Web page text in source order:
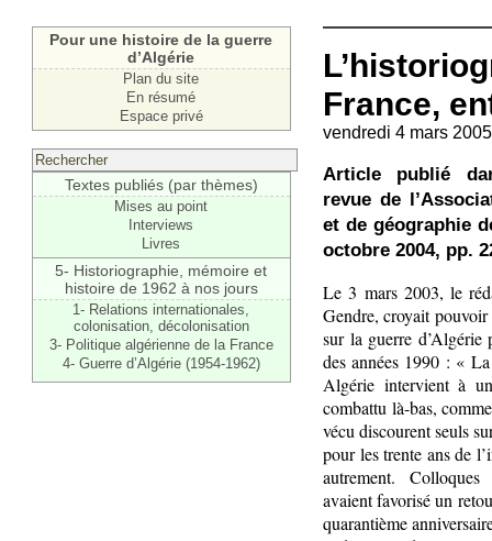
Pour une histoire de la guerre
d’Algérie
Plan du site
En résumé
Espace privé
Textes publiés (par thèmes)
Mises au point
Interviews
Livres
5- Historiographie, mémoire et
histoire de 1962 à nos jours
1- Relations internationales,
colonisation, décolonisation
3- Politique algérienne de la France
4- Guerre d’Algérie (1954-1962)
France,
vendredi 4 mars
Article publié
revue de
et de géographie
octobre 2004, pp.
Le 3 mars 2003, le
Gendre, croyait
sur la guerre d’Algérie
des années 1990 : «
Algérie intervient à
combattu là-bas,
vécu discourent seuls
pour les trente ans de
autrement.
avaient favorisé un
quarantième